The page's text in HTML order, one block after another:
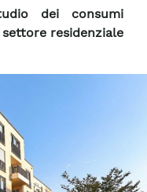
dei consumi
residenziale